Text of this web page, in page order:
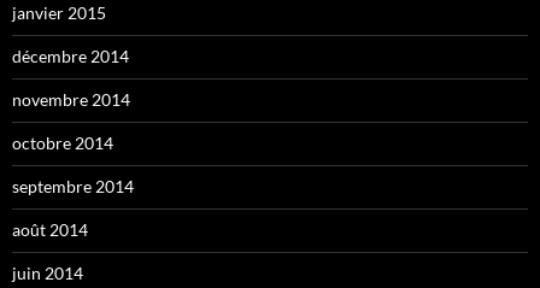
janvier 2015
décembre 2014
novembre 2014
octobre 2014
septembre 2014
août 2014
juin 2014